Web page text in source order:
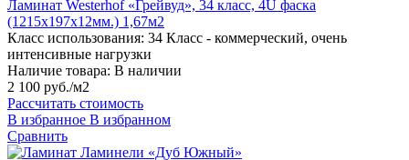
Ламинат Westerhof «Грейвуд», 34 класс, 4U фаска
(1215х197х12мм.) 1,67м2
Класс использования: 34 Класс - коммерческий, очень
интенсивные нагрузки
Наличие товара: В наличии
2 100 руб./м2
Рассчитать стоимость
В избранное В избранном
Сравнить